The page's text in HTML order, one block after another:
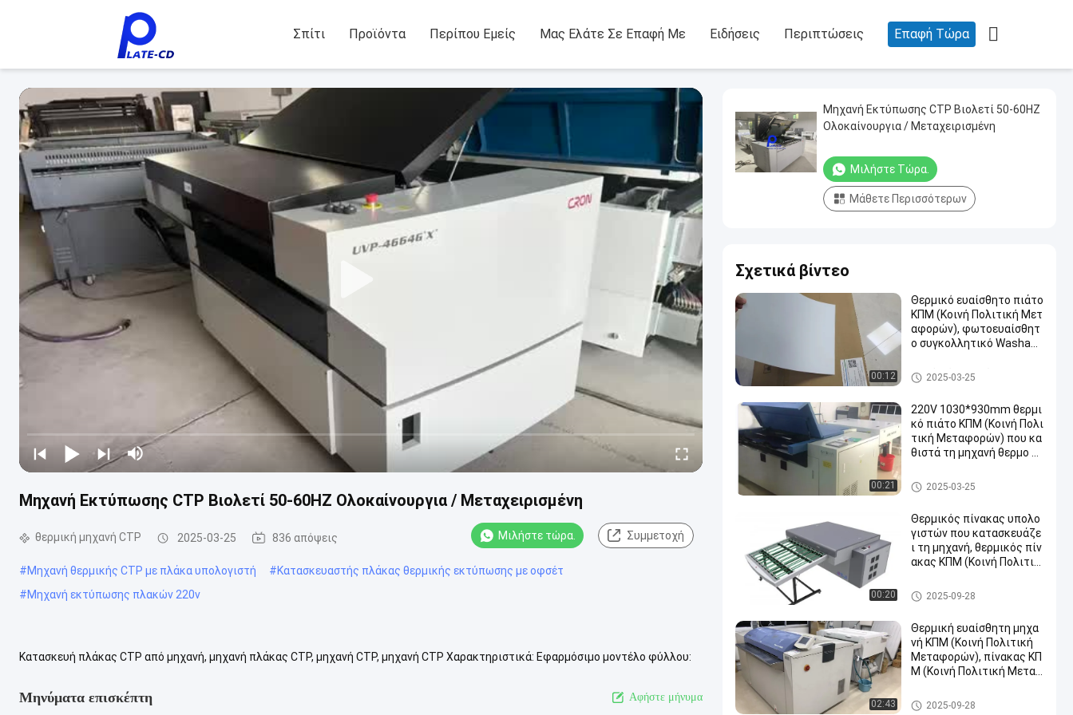
Σπίτι Προϊόντα Περίπου Εμείς Μας Ελάτε Σε Επαφή Με Ειδήσεις Περιπτώσεις Επαφή Τώρα 
Μηχανή Εκτύπωσης CTP Βιολετί 50-60HZ Ολοκαίνουργια / Μεταχειρισμένη
θερμική μηχανή CTP 2025-03-25 836 απόψεις Μιλήστε τώρα. Συμμετοχή
#Μηχανή θερμικής CTP με πλάκα υπολογιστή #Κατασκευαστής πλάκας θερμικής εκτύπωσης με οφσέτ
#Μηχανή εκτύπωσης πλακών 220v
Κατασκευή πλάκας CTP από μηχανή, μηχανή πλάκας CTP, μηχανή CTP, μηχανή CTP Χαρακτηριστικά: Εφαρμόσιμο μοντέλο φύλλου:
Μηνύματα επισκέπτη Αφήστε μήνυμα
Μηχανή Εκτύπωσης CTP Βιολετί 50-60HZ
Ολοκαίνουργια / Μεταχειρισμένη
Μιλήστε Τώρα.
Μάθετε Περισσότερων
Σχετικά βίντεο
00:12
Θερμικό ευαίσθητο πιάτο
ΚΠΜ (Κοινή Πολιτική Μετ
αφορών), φωτοευαίσθητ
ο συγκολλητικό Washabl
ή Πολιτική Μεταφορών)
Διπλό πιάτο στρώματος ΚΠΜ
(Κοινή Πολιτική Μεταφορών)
2025-03-25
00:21
220V 1030*930mm θερμι
κό πιάτο ΚΠΜ (Κοινή Πολι
τική Μεταφορών) που κα
θιστά τη μηχανή θερμο ευ
θερμική μηχανή CTP
2025-03-25
00:20
Θερμικός πίνακας υπολο
γιστών που κατασκευάζε
ι τη μηχανή, θερμικός πίν
ακας ΚΠΜ (Κοινή Πολιτικ
σκευάζει τη μηχανή, πίνα
κας ΚΠΜ (Κοινή Πολιτική
ευάζει τη μηχανή,
θερμική μηχανή CTP
2025-09-28
02:43
Θερμική ευαίσθητη μηχα
νή ΚΠΜ (Κοινή Πολιτική
Μεταφορών), πίνακας ΚΠ
Μ (Κοινή Πολιτική Μετα
ει τη μηχανή, θερμικός ευ
θερμική μηχανή CTP
2025-09-28